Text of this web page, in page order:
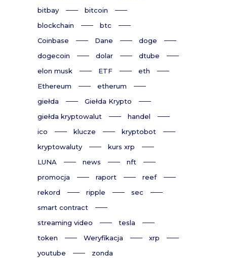
bitbay
bitcoin
blockchain
btc
Coinbase
Dane
doge
dogecoin
dolar
dtube
elon musk
ETF
eth
Ethereum
etherum
giełda
Giełda Krypto
giełda kryptowalut
handel
ico
klucze
kryptobot
kryptowaluty
kurs xrp
LUNA
news
nft
promocja
raport
reef
rekord
ripple
sec
smart contract
streaming video
tesla
token
Weryfikacja
xrp
youtube
zonda